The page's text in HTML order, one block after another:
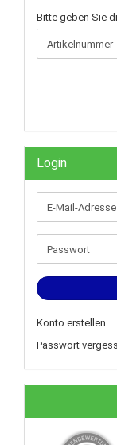
BITTE
GEBEN
SIE
DIE
EIN.
Bitte geben Sie
Login
E-
Mail-
Adresse
Passwort
Konto erstellen
Passwort